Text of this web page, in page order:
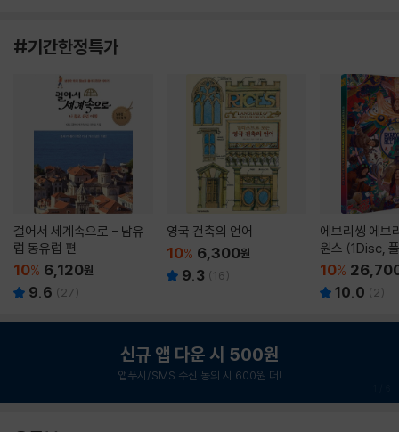
#기간한정특가
걸어서 세계속으로 - 남유
럽 동유럽 편
10% 6,120원
9.6 ( 27)
영국 건축의 언어
10% 6,300원
9.3 (16)
에브리씽 에브
원스 (1Disc,
판) : 블루레이
10%
10.0 ( 2)
신규 앱 다운 시 500원
앱푸시/SMS 수신 동의 시 600원 더!